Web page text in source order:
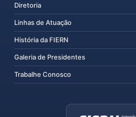
Diretoria
Linhas de Atuação
História da FIERN
Galeria de Presidentes
Trabalhe Conosco